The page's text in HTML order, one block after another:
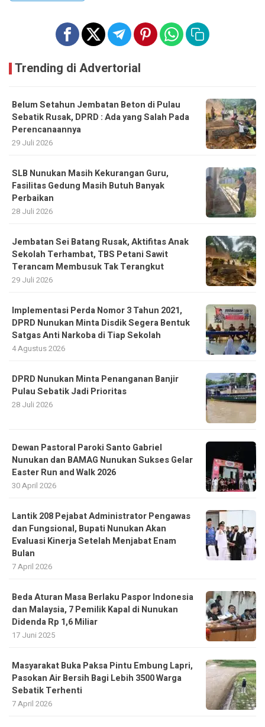
Trending di Advertorial
Belum Setahun Jembatan Beton di Pulau
Sebatik Rusak, DPRD : Ada yang Salah Pada
Perencanaannya
29 Juli 2026
SLB Nunukan Masih Kekurangan Guru,
Fasilitas Gedung Masih Butuh Banyak
Perbaikan
28 Juli 2026
Jembatan Sei Batang Rusak, Aktifitas Anak
Sekolah Terhambat, TBS Petani Sawit
Terancam Membusuk Tak Terangkut
29 Juli 2026
Implementasi Perda Nomor 3 Tahun 2021,
DPRD Nunukan Minta Disdik Segera Bentuk
Satgas Anti Narkoba di Tiap Sekolah
4 Agustus 2026
DPRD Nunukan Minta Penanganan Banjir
Pulau Sebatik Jadi Prioritas
28 Juli 2026
Dewan Pastoral Paroki Santo Gabriel
Nunukan dan BAMAG Nunukan Sukses Gelar
Easter Run and Walk 2026
30 April 2026
Lantik 208 Pejabat Administrator Pengawas
dan Fungsional, Bupati Nunukan Akan
Evaluasi Kinerja Setelah Menjabat Enam
Bulan
7 April 2026
Beda Aturan Masa Berlaku Paspor Indonesia
dan Malaysia, 7 Pemilik Kapal di Nunukan
Didenda Rp 1,6 Miliar
17 Juni 2025
Masyarakat Buka Paksa Pintu Embung Lapri,
Pasokan Air Bersih Bagi Lebih 3500 Warga
Sebatik Terhenti
7 April 2026